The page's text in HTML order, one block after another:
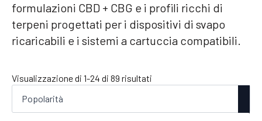
formulazioni CBD + CBG e i profili ricchi di
terpeni progettati per i dispositivi di svapo
ricaricabili e i sistemi a cartuccia compatibili.
Visualizzazione di 1-24 di 89 risultati